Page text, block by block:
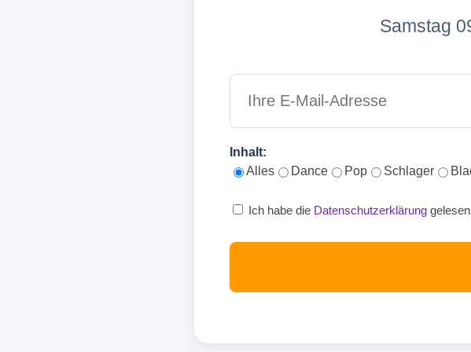
Samstag
Inhalt:
Alles
Dance Pop Schlager
Ich habe die Datenschutzerklärung